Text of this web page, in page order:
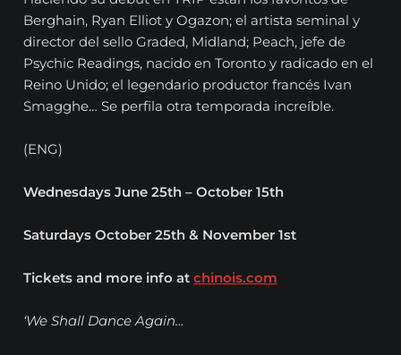
Berghain, Ryan Elliot y Ogazon; el artista seminal y
director del sello Graded, Midland; Peach, jefe de
Psychic Readings, nacido en Toronto y radicado en el
Reino Unido; el legendario productor francés Ivan
Smagghe… Se perfila otra temporada increíble.
(ENG)
Wednesdays June 25th – October 15th
Saturdays October 25th & November 1st
Tickets and more info atchinois.com
‘We Shall Dance Again…